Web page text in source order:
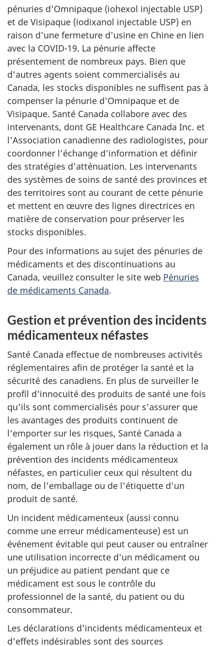
pénuries d'Omnipaque (iohexol injectable USP)
et de Visipaque (iodixanol injectable USP) en
raison d'une fermeture d'usine en Chine en lien
avec la COVID-19. La pénurie affecte
présentement de nombreux pays. Bien que
d'autres agents soient commercialisés au
Canada, les stocks disponibles ne suffisent pas à
compenser la pénurie d'Omnipaque et de
Visipaque. Santé Canada collabore avec des
intervenants, dont GE Healthcare Canada Inc. et
l'Association canadienne des radiologistes, pour
coordonner l'échange d'information et définir
des stratégies d'atténuation. Les intervenants
des systèmes de soins de santé des provinces et
des territoires sont au courant de cette pénurie
et mettent en œuvre des lignes directrices en
matière de conservation pour préserver les
stocks disponibles.
Pour des informations au sujet des pénuries de
médicaments et des discontinuations au
Canada, veuillez consulter le site web Pénuries
de médicaments Canada.
Gestion et prévention des incidents
médicamenteux néfastes
Santé Canada effectue de nombreuses activités
réglementaires afin de protéger la santé et la
sécurité des canadiens. En plus de surveiller le
profil d'innocuité des produits de santé une fois
qu'ils sont commercialisés pour s'assurer que
les avantages des produits continuent de
l'emporter sur les risques, Santé Canada a
également un rôle à jouer dans la réduction et la
prévention des incidents médicamenteux
néfastes, en particulier ceux qui résultent du
nom, de l'emballage ou de l'étiquette d'un
produit de santé.
Un incident médicamenteux (aussi connu
comme une erreur médicamenteuse) est un
événement évitable qui peut causer ou entraîner
une utilisation incorrecte d'un médicament ou
un préjudice au patient pendant que ce
médicament est sous le contrôle du
professionnel de la santé, du patient ou du
consommateur.
Les déclarations d'incidents médicamenteux et
d'effets indésirables sont des sources